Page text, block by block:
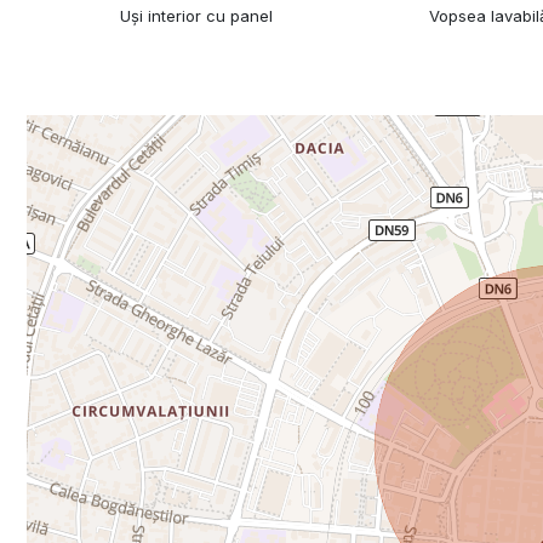
Uși interior cu panel Vopsea